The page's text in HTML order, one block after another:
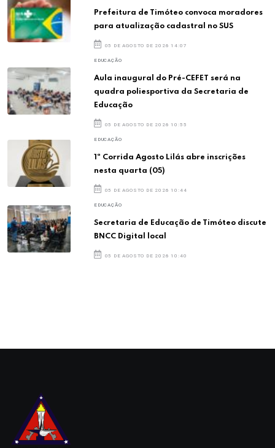
Prefeitura de Timóteo convoca moradores
para atualização cadastral no SUS
05 DE AGOSTO DE 2026 14:07
EDUCAÇÃO
Aula inaugural do Pré-CEFET será na
quadra poliesportiva da Secretaria de
Educação
05 DE AGOSTO DE 2026 10:55
EDUCAÇÃO
1ª Corrida Agosto Lilás abre inscrições
nesta quarta (05)
05 DE AGOSTO DE 2026 10:44
EDUCAÇÃO
Secretaria de Educação de Timóteo discute
BNCC Digital local
05 DE AGOSTO DE 2026 10:40